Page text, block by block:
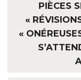
PIÈCES
«
«